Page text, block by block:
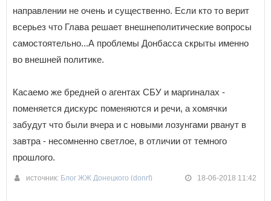
направлении не очень и существенно. Если кто то верит
всерьез что Глава решает внешнеполитические вопросы
самостоятельно...А проблемы Донбасса скрыты именно
во внешней политике.
Касаемо же бредней о агентах СБУ и маргиналах -
поменяется дискурс поменяются и речи, а хомячки
забудут что были вчера и с новыми лозунгами рванут в
завтра - несомненно светлое, в отличии от темного
прошлого.
источник: Блог ЖЖ Донецкого (donrf) 18-06-2018 11:42